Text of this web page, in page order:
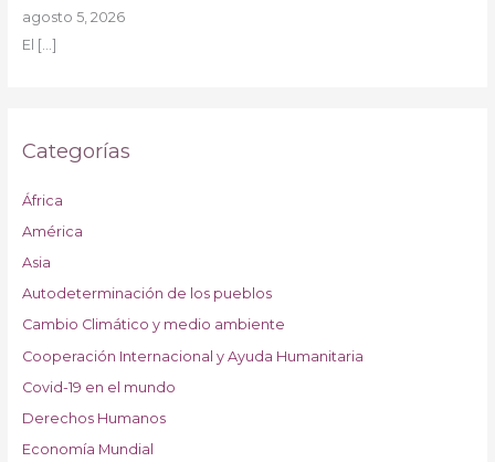
agosto 5, 2026
El […]
Categorías
África
América
Asia
Autodeterminación de los pueblos
Cambio Climático y medio ambiente
Cooperación Internacional y Ayuda Humanitaria
Covid-19 en el mundo
Derechos Humanos
Economía Mundial